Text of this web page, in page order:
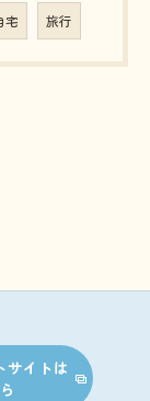
宅 旅行
サイトは